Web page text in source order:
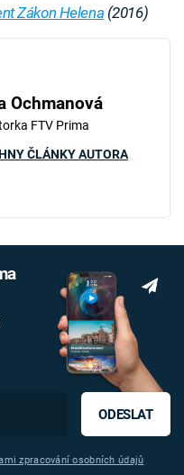
Zákon Helena (2016)
Ochmanová
FTV Prima
ČLÁNKY AUTORA
ODESLAT
zpracování osobních údajů